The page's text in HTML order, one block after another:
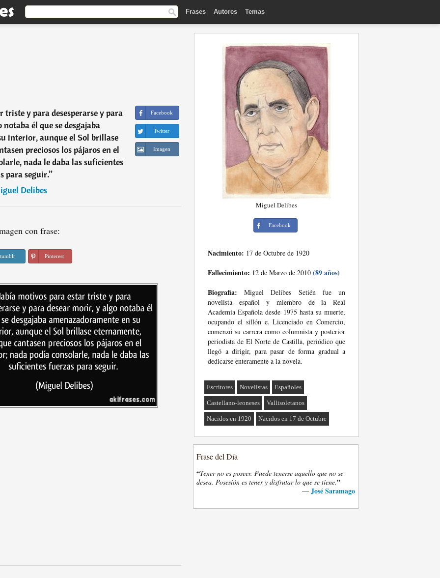
Frases Autores Temas
y para desesperarse y para
él que se desgajaba
interior, aunque el Sol brillase
preciosos los pájaros en el
nada le daba las suficientes
para seguir.”
Delibes
Facebook
Twitter
Imagen
con frase:
tumblr Pinterest
Miguel Delibes
Facebook
Nacimiento: 17 de Octubre de 1920
Fallecimiento: 12 de Marzo de 2010 (89 años)
Biografia: Miguel Delibes Setién fue un
novelista español y miembro de la Real
Academia Española desde 1975 hasta su muerte,
ocupando el sillón e. Licenciado en Comercio,
comenzó su carrera como columnista y posterior
periodista de El Norte de Castilla, periódico que
llegó a dirigir, para pasar de forma gradual a
dedicarse enteramente a la novela.
Escritores Novelistas Españoles
Castellano-leoneses Vallisoletanos
Nacidos en 1920 Nacidos en 17 de Octubre
Frase del Día
“Tener no es poseer. Puede tenerse aquello que no se
desea. Posesión es tener y disfrutar lo que se tiene.”
— José Saramago